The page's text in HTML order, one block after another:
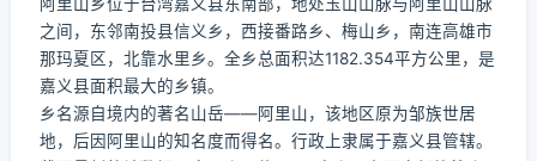
之间，东邻南投县信义乡，西接番路乡、梅山乡，南连高雄市
那玛夏区，北靠水里乡。全乡总面积达1182.354平方公里，是
嘉义县面积最大的乡镇。
乡名源自境内的著名山岳——阿里山，该地区原为邹族世居
地，后因阿里山的知名度而得名。行政上隶属于嘉义县管辖。